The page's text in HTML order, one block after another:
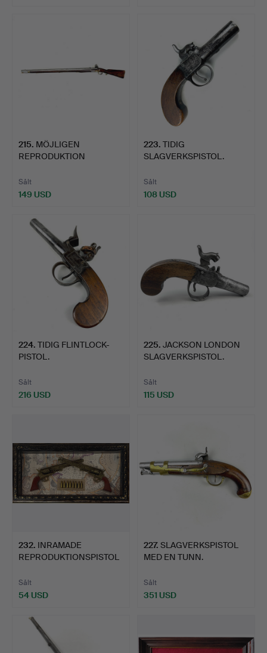
215. MÖJLIGEN
REPRODUKTION
Sålt
149 USD
223. TIDIG
SLAGVERKSPISTOL.
Sålt
108 USD
224. TIDIG FLINTLOCK-
PISTOL.
Sålt
216 USD
225. JACKSON LONDON
SLAGVERKSPISTOL.
Sålt
115 USD
232. INRAMADE
REPRODUKTIONSPISTOL
Sålt
54 USD
227. SLAGVERKSPISTOL
MED EN TUNN.
Sålt
351 USD